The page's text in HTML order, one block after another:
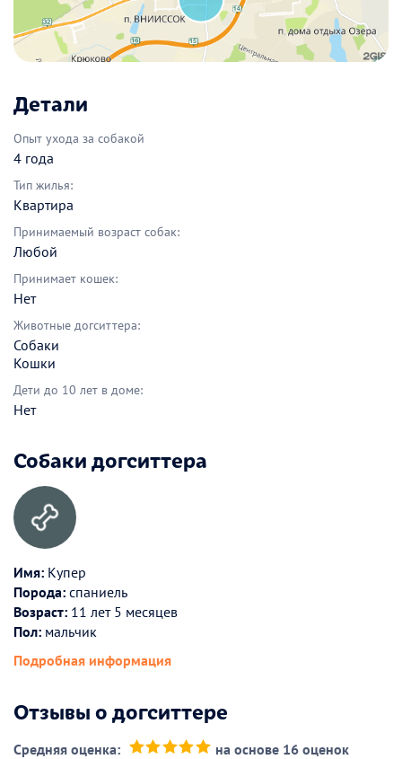
Детали
Опыт ухода за собакой
4 года
Тип жилья:
Квартира
Принимаемый возраст собак:
Любой
Принимает кошек:
Нет
Животные догситтера:
Собаки
Кошки
Дети до 10 лет в доме:
Нет
Собаки догситтера
Имя: Купер
Порода: спаниель
Возраст: 11 лет 5 месяцев
Пол: мальчик
Подробная информация
Отзывы о догситтере
Средняя оценка: на основе 16 оценок